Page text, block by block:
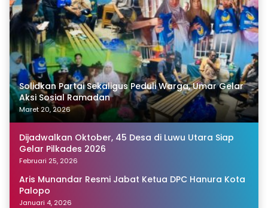
Solidkan Partai Sekaligus Peduli Warga, Umar Gelar
Aksi Sosial Ramadan
Maret 20, 2026
Dijadwalkan Oktober, 45 Desa di Luwu Utara Siap
Gelar Pilkades 2026
Februari 25, 2026
Aris Munandar Resmi Jabat Ketua DPC Hanura Kota
Palopo
Januari 4, 2026